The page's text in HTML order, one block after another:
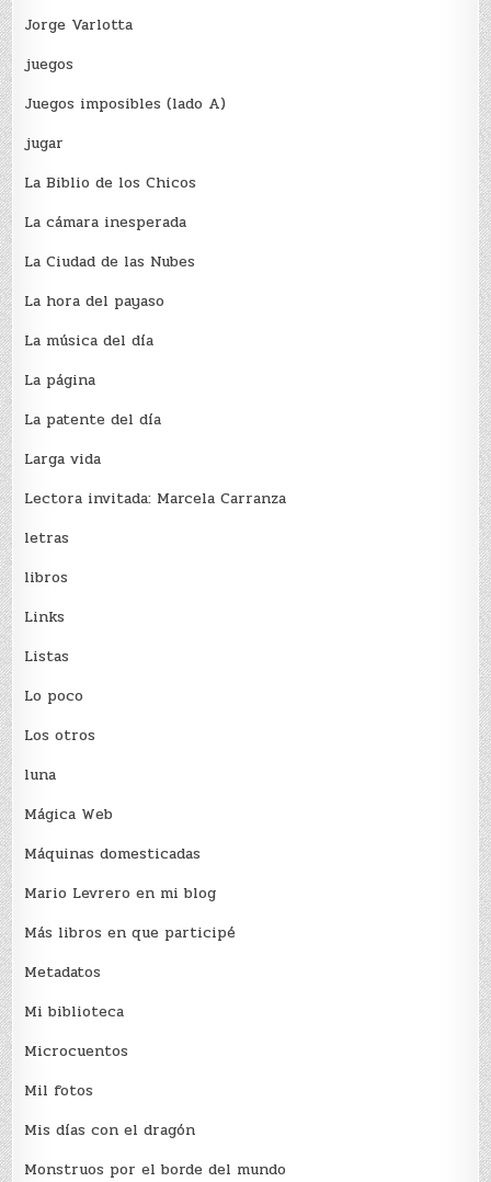
Jorge Varlotta
juegos
Juegos imposibles (lado A)
jugar
La Biblio de los Chicos
La cámara inesperada
La Ciudad de las Nubes
La hora del payaso
La música del día
La página
La patente del día
Larga vida
Lectora invitada: Marcela Carranza
letras
libros
Links
Listas
Lo poco
Los otros
luna
Mágica Web
Máquinas domesticadas
Mario Levrero en mi blog
Más libros en que participé
Metadatos
Mi biblioteca
Microcuentos
Mil fotos
Mis días con el dragón
Monstruos por el borde del mundo